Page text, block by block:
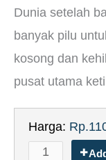
Dunia setelah
banyak pilu
kosong dan
pusat utama
Harga: